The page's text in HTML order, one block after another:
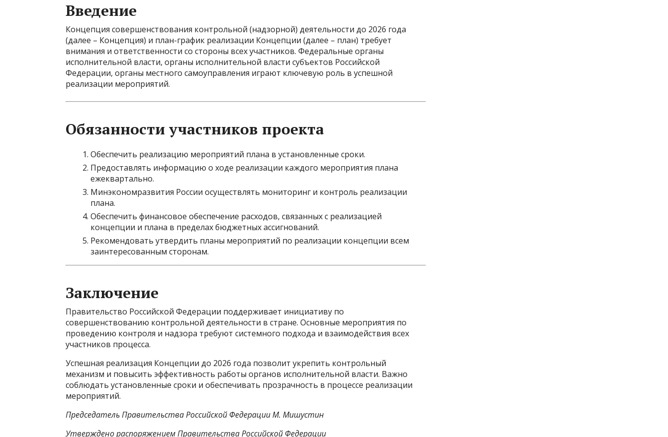
Введение
Концепция совершенствования контрольной (надзорной) деятельности до 2026 года
(далее – Концепция) и план-график реализации Концепции (далее – план) требует
внимания и ответственности со стороны всех участников. Федеральные органы
исполнительной власти, органы исполнительной власти субъектов Российской
Федерации, органы местного самоуправления играют ключевую роль в успешной
реализации мероприятий.
Обязанности участников проекта
Обеспечить реализацию мероприятий плана в установленные сроки.
Предоставлять информацию о ходе реализации каждого мероприятия плана
ежеквартально.
Минэкономразвития России осуществлять мониторинг и контроль реализации
плана.
Обеспечить финансовое обеспечение расходов, связанных с реализацией
концепции и плана в пределах бюджетных ассигнований.
Рекомендовать утвердить планы мероприятий по реализации концепции всем
заинтересованным сторонам.
Заключение
Правительство Российской Федерации поддерживает инициативу по
совершенствованию контрольной деятельности в стране. Основные мероприятия по
проведению контроля и надзора требуют системного подхода и взаимодействия всех
участников процесса.
Успешная реализация Концепции до 2026 года позволит укрепить контрольный
механизм и повысить эффективность работы органов исполнительной власти. Важно
соблюдать установленные сроки и обеспечивать прозрачность в процессе реализации
мероприятий.
Председатель Правительства Российской Федерации М. Мишустин
Утверждено распоряжением Правительства Российской Федерации